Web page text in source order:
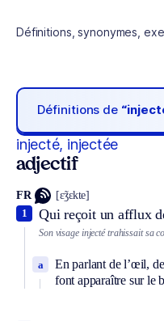
Définitions, synonymes,
Définitions de
injecté, injectée
adjectif
FR [ɛ̃ʒɛkte]
Qui reçoit un afflux
1
Son visage injecté trahissait sa
En parlant de l’œil,
font apparaître sur le
a